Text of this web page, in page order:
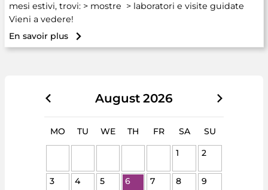
mesi estivi, trovi: > mostre > laboratori e visite guidate
Vieni a vedere!
En savoir plus
August 2026
MO TU WE TH FR SA
SU
1
2
3 4 5 6 7 8 9